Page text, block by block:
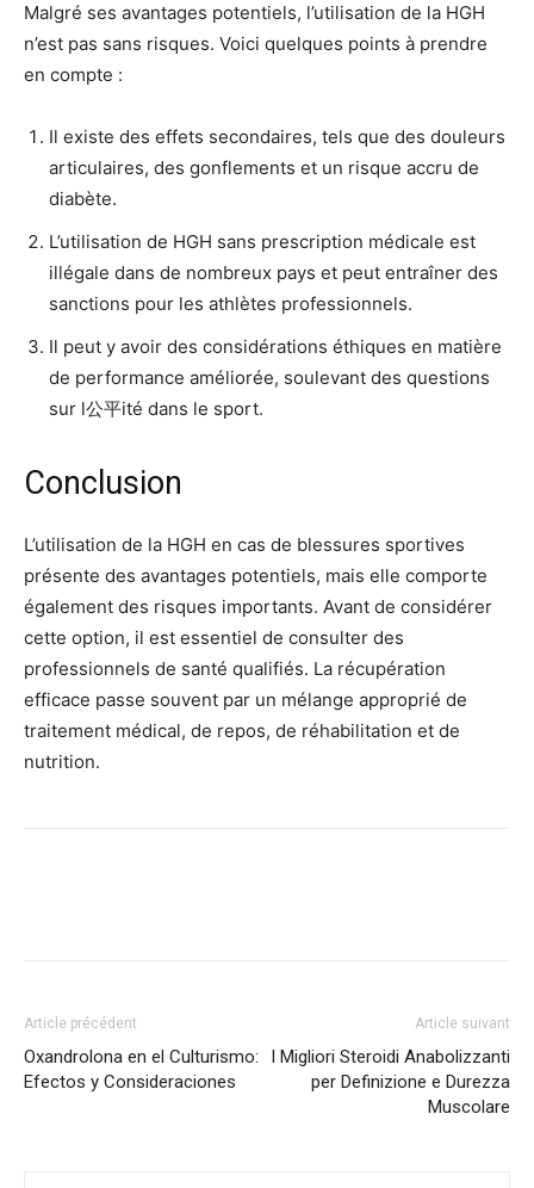
Malgré ses avantages potentiels, l’utilisation de la HGH
n’est pas sans risques. Voici quelques points à prendre
en compte :
Il existe des effets secondaires, tels que des douleurs
articulaires, des gonflements et un risque accru de
diabète.
L’utilisation de HGH sans prescription médicale est
illégale dans de nombreux pays et peut entraîner des
sanctions pour les athlètes professionnels.
Il peut y avoir des considérations éthiques en matière
de performance améliorée, soulevant des questions
sur l公平ité dans le sport.
Conclusion
L’utilisation de la HGH en cas de blessures sportives
présente des avantages potentiels, mais elle comporte
également des risques importants. Avant de considérer
cette option, il est essentiel de consulter des
professionnels de santé qualifiés. La récupération
efficace passe souvent par un mélange approprié de
traitement médical, de repos, de réhabilitation et de
nutrition.
Article précédent
Oxandrolona en el Culturismo:
Efectos y Consideraciones
Article suivant
I Migliori Steroidi Anabolizzanti
per Definizione e Durezza
Muscolare